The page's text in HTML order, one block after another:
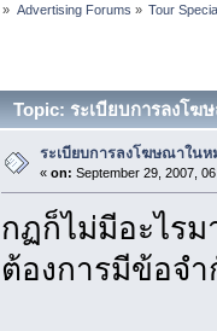
» Advertising Forums » Tour
Topic: ระเบียบการลงโฆ
ระเบียบการลงโฆษณาใน
« on: September 29, 2007,
กฏก็ไม่มีอะไร
ต้องการมีข้อจ